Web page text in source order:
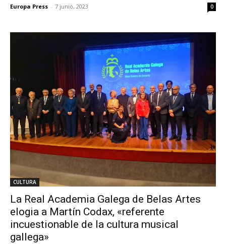
Europa Press - 7 junio, 2023 0
CULTURA
La Real Academia Galega de Belas Artes
elogia a Martín Codax, «referente
incuestionable de la cultura musical
gallega»